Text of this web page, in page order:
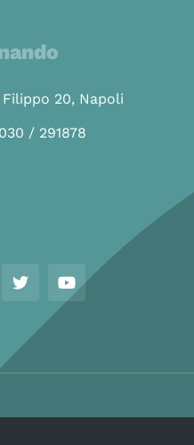
20, Napoli
/ 291878